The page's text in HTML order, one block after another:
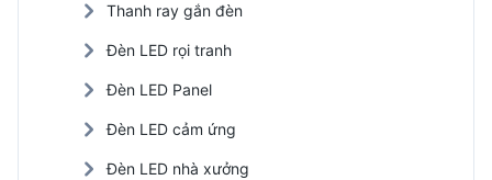
Thanh ray gắn đèn
Đèn LED rọi tranh
Đèn LED Panel
Đèn LED cảm ứng
Đèn LED nhà xưởng